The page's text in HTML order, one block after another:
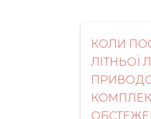
КОЛИ
ЛІТНЬОЇ